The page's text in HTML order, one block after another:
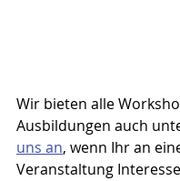
Wir bieten alle
Ausbildungen auch
uns an, wenn Ihr an
Veranstaltung